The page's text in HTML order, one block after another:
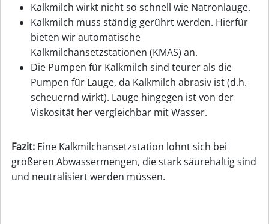
Kalkmilch wirkt nicht so schnell wie Natronlauge.
Kalkmilch muss ständig gerührt werden. Hierfür
bieten wir automatische
Kalkmilchansetzstationen (KMAS) an.
Die Pumpen für Kalkmilch sind teurer als die
Pumpen für Lauge, da Kalkmilch abrasiv ist (d.h.
scheuernd wirkt). Lauge hingegen ist von der
Viskosität her vergleichbar mit Wasser.
Fazit:Eine Kalkmilchansetzstation lohnt sich bei
größeren Abwassermengen, die stark säurehaltig sind
und neutralisiert werden müssen.